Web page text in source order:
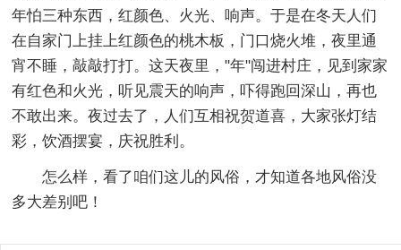
年怕三种东西，红颜色、火光、响声。于是在冬天人们
在自家门上挂上红颜色的桃木板，门口烧火堆，夜里通
宵不睡，敲敲打打。这天夜里，"年"闯进村庄，见到家家
有红色和火光，听见震天的响声，吓得跑回深山，再也
不敢出来。夜过去了，人们互相祝贺道喜，大家张灯结
彩，饮酒摆宴，庆祝胜利。
怎么样，看了咱们这儿的风俗，才知道各地风俗没
多大差别吧！